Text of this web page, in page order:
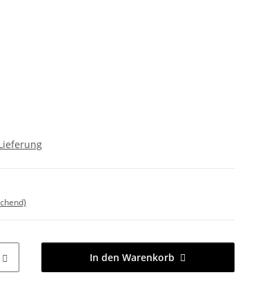
In den Warenkorb